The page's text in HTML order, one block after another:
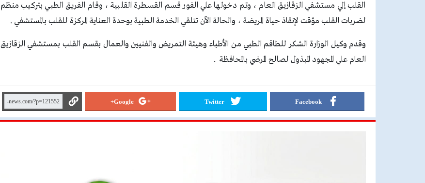
القلب إلي مستشفي الزقازيق العام ، وتم دخولها علي الفور قسم القسطرة القلبية ، وقام الفريق الطبي بتركيب منظم
لضربات القلب مؤقت لإنقاذ حياة المريضة ، والحالة الآن تتلقي الخدمة الطبية بوحدة العناية المركزة للقلب بالمستشفي .
وقدم وكيل الوزارة الشكر للطاقم الطبي من الأطباء وهيئة التمريض والفنيين والعمال بقسم القلب بمستشفي الزقازيق
العام علي المجهود المبذول لصالح المرضي بالمحافظة .
Facebook
Twitter
Google+